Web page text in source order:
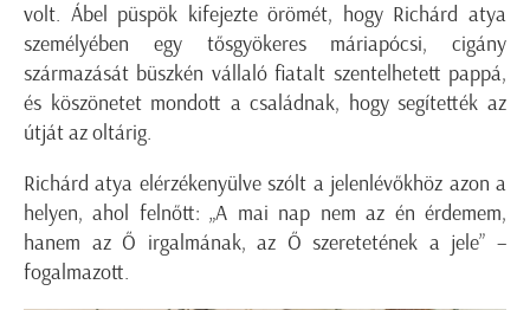
volt. Ábel püspök kifejezte örömét, hogy Richárd atya
személyében egy tősgyökeres máriapócsi, cigány
származását büszkén vállaló fiatalt szentelhetett pappá,
és köszönetet mondott a családnak, hogy segítették az
útját az oltárig.
Richárd atya elérzékenyülve szólt a jelenlévőkhöz azon a
helyen, ahol felnőtt: „A mai nap nem az én érdemem,
hanem az Ő irgalmának, az Ő szeretetének a jele” –
fogalmazott.